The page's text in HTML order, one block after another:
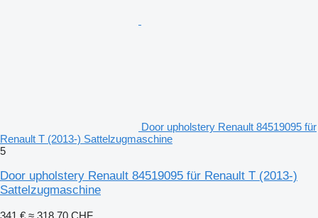
Door upholstery Renault 84519095 für
Renault T (2013-) Sattelzugmaschine
5
Door upholstery Renault 84519095 für Renault T (2013-)
Sattelzugmaschine
341 € ≈ 318,70 CHF